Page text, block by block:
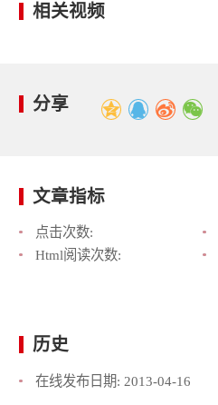
相关视频
分享
文章指标
点击次数:
Html阅读次数:
历史
在线发布日期: 2013-04-16